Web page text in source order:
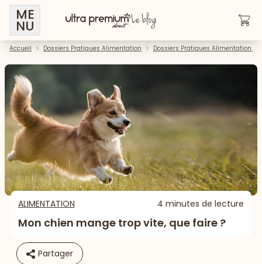
ME
NU
Accueil Dossiers Pratiques Alimentation Dossiers Pratiques Alimentation -
ALIMENTATION 4 minutes de lecture
Mon chien mange trop vite, que faire ?
Partager